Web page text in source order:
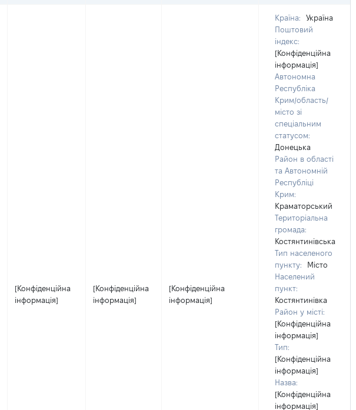
[Конфіденційна
інформація]
[Конфіденційна
інформація]
[Конфіденційна
інформація]
Країна:
Україна
Поштовий
індекс:
[Конфіденційна
інформація]
Автономна
Республіка
Крим/область/
місто зі
спеціальним
статусом:
Донецька
Район в області
та Автономній
Республіці
Крим:
Краматорський
Територіальна
громада:
Костянтинівська
Тип населеного
пункту:
Місто
Населений
пункт:
Костянтинівка
Район у місті:
[Конфіденційна
інформація]
Тип:
[Конфіденційна
інформація]
Назва:
[Конфіденційна
інформація]